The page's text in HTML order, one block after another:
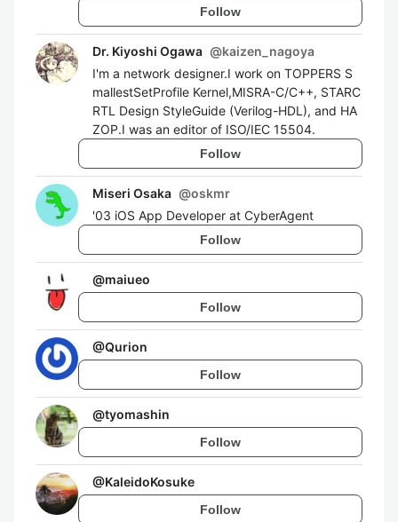
Follow
Dr. Kiyoshi Ogawa @kaizen_nagoya
I'm a network designer.I work on TOPPERS S
mallestSetProfile Kernel,MISRA-C/C++, STARC
RTL Design StyleGuide (Verilog-HDL), and HA
ZOP.I was an editor of ISO/IEC 15504.
Follow
Miseri Osaka @oskmr
'03 iOS App Developer at CyberAgent
Follow
@maiueo
Follow
@Qurion
Follow
@tyomashin
Follow
@KaleidoKosuke
Follow